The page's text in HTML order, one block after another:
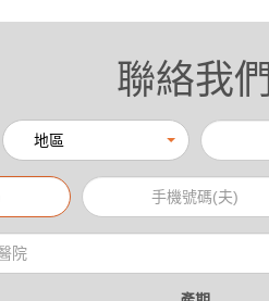
聯絡我們
地區